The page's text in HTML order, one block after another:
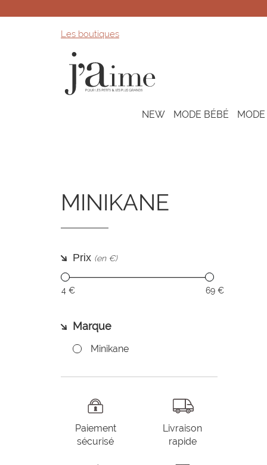
Les boutiques
NEW MODE BÉBÉ
MINIKANE
Prix (en €)
4 € 69 €
Marque
Minikane
Paiement
sécurisé
Livraison
rapide